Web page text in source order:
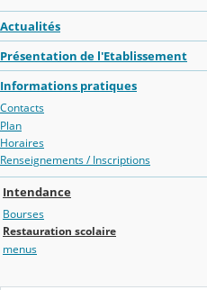
Actualités
Présentation de l'Etablissement
Informations pratiques
Contacts
Plan
Horaires
Renseignements / Inscriptions
Intendance
Bourses
Restauration scolaire
menus